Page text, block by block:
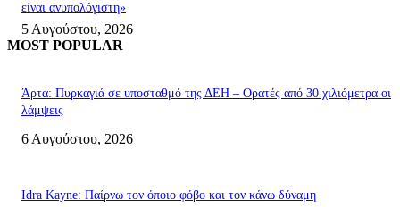
είναι ανυπολόγιστη»
5 Αυγούστου, 2026
MOST POPULAR
Άρτα: Πυρκαγιά σε υποσταθμό της ΔΕΗ – Ορατές από 30 χιλιόμετρα οι
λάμψεις
6 Αυγούστου, 2026
Idra Kayne: Παίρνω τον όποιο φόβο και τον κάνω δύναμη